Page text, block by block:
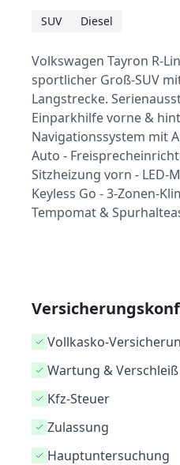
SUV Diesel
Volkswagen Tayron R-
sportlicher Groß-SUV
Langstrecke.
Einparkhilfe vorne &
Navigationssystem mit
Auto -
Sitzheizung vorn - LED-
Keyless Go - 3-Zonen-
Tempomat &
Vollkasko-
Wartung & Verschleiß
Kfz-Steuer
Zulassung
Hauptuntersuchung